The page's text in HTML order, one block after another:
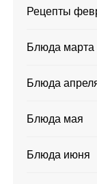
Рецепты
Блюда марта
Блюда
Блюда мая
Блюда июня